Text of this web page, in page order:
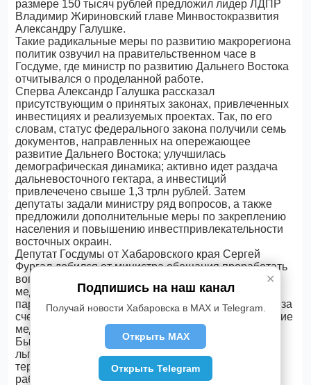
размере 150 тысяч рублей предложил лидер ЛДПР
Владимир Жириновский главе Минвостокразвития
Александру Галушке.
Такие радикальные меры по развитию макрорегиона
политик озвучил на правительственном часе в
Госдуме, где министр по развитию Дальнего Востока
отчитывался о проделанной работе.
Сперва Александр Галушка рассказал
присутствующим о принятых законах, привлеченных
инвестициях и реализуемых проектах. Так, по его
словам, статус федерального закона получили семь
документов, направленных на опережающее
развитие Дальнего Востока; улучшилась
демографическая динамика; активно идет раздача
дальневосточного гектара, а инвестиций
привлечечено свыше 1,3 трлн рублей. Затем
депутаты задали министру ряд вопросов, а также
предложили дополнительные меры по закреплению
населения и повышению инвестпривлекательности
восточных окраин.
Депутат Госдумы от Хабаровского края Сергей
Фургал добился от министра обещания проработать
вопрос дополнительного финансирования
медицинского обслуживания дальневосточников –
парламентарий предложил ввести двухканальное (за
счет бюджета и за счет фонда ОМС) финансирование
медучреждений в малых населенных пунктах ДФО.
Было упомянуто и бюджетное финансирование
льготных перелетов для жителей северных
территорий, которые сейчас должен оплачивать
работодатель. Денег у малого бизнеса нет, то есть
✕
Подпишись на наш канал
Получай новости Хабаровска в MAX и Telegram.
Открыть MAX
Открыть Telegram